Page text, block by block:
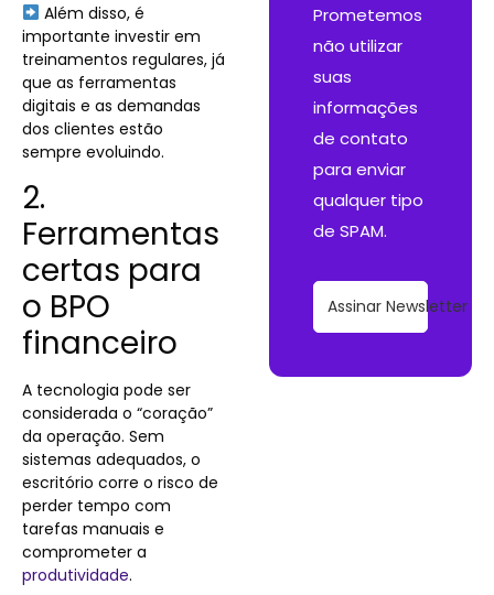
Além disso, é
importante investir em
treinamentos regulares, já
que as ferramentas
digitais e as demandas
dos clientes estão
sempre evoluindo.
2.
Ferramentas
certas para
o BPO
financeiro
A tecnologia pode ser
considerada o “coração”
da operação. Sem
sistemas adequados, o
escritório corre o risco de
perder tempo com
tarefas manuais e
comprometer a
produtividade.
Prometemos
não utilizar
suas
informações
de contato
para enviar
qualquer tipo
de SPAM.
Assinar Newsletter